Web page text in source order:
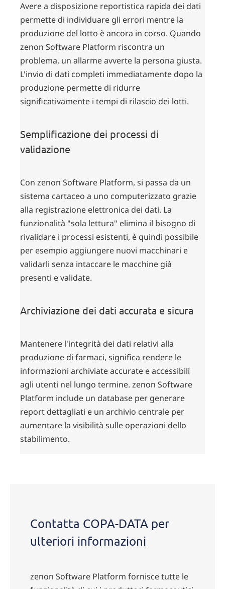
Avere a disposizione reportistica rapida dei dati
permette di individuare gli errori mentre la
produzione del lotto è ancora in corso. Quando
zenon Software Platform riscontra un
problema, un allarme avverte la persona giusta.
L'invio di dati completi immediatamente dopo la
produzione permette di ridurre
significativamente i tempi di rilascio dei lotti.
Semplificazione dei processi di
validazione
Con zenon Software Platform, si passa da un
sistema cartaceo a uno computerizzato grazie
alla registrazione elettronica dei dati. La
funzionalità "sola lettura" elimina il bisogno di
rivalidare i processi esistenti, è quindi possibile
per esempio aggiungere nuovi macchinari e
validarli senza intaccare le macchine già
presenti e validate.
Archiviazione dei dati accurata e sicura
Mantenere l'integrità dei dati relativi alla
produzione di farmaci, significa rendere le
informazioni archiviate accurate e accessibili
agli utenti nel lungo termine. zenon Software
Platform include un database per generare
report dettagliati e un archivio centrale per
aumentare la visibilità sulle operazioni dello
stabilimento.
Contatta COPA-DATA per
ulteriori informazioni
zenon Software Platform fornisce tutte le